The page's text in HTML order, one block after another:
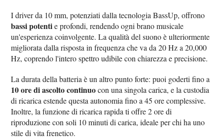
I driver da 10 mm, potenziati dalla tecnologia BassUp, offrono
bassi potentie profondi, rendendo ogni brano musicale
un'esperienza coinvolgente. La qualità del suono è ulteriormente
migliorata dalla risposta in frequenza che va da 20 Hz a 20,000
Hz, coprendo l'intero spettro udibile con chiarezza e precisione.
La durata della batteria è un altro punto forte: puoi goderti fino a
10 ore di ascolto continuocon una singola carica, e la custodia
di ricarica estende questa autonomia fino a 45 ore complessive.
Inoltre, la funzione di ricarica rapida ti offre 2 ore di
riproduzione con soli 10 minuti di carica, ideale per chi ha uno
stile di vita frenetico.